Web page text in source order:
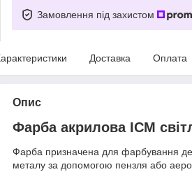
Замовлення під захистом
Доставка Оплата
Опис
Фарба акрилова ICM
Фарба призначена для фарбування
металу за допомогою пензля або